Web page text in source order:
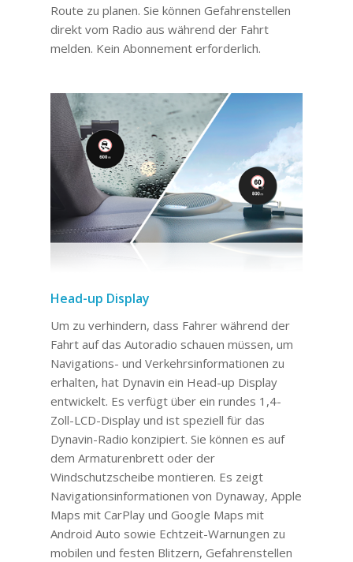
Route zu planen. Sie können Gefahrenstellen
direkt vom Radio aus während der Fahrt
melden. Kein Abonnement erforderlich.
Head-up Display
Um zu verhindern, dass Fahrer während der
Fahrt auf das Autoradio schauen müssen, um
Navigations- und Verkehrsinformationen zu
erhalten, hat Dynavin ein Head-up Display
entwickelt. Es verfügt über ein rundes 1,4-
Zoll-LCD-Display und ist speziell für das
Dynavin-Radio konzipiert. Sie können es auf
dem Armaturenbrett oder der
Windschutzscheibe montieren. Es zeigt
Navigationsinformationen von Dynaway, Apple
Maps mit CarPlay und Google Maps mit
Android Auto sowie Echtzeit-Warnungen zu
mobilen und festen Blitzern, Gefahrenstellen